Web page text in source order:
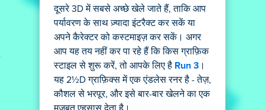
दूसरे 3D में सबसे अच्छे खेले जाते हैं, ताकि आप
पर्यावरण के साथ ज़्यादा इंटरैक्ट कर सकें या
अपने कैरेक्टर को कस्टमाइज़ कर सकें। अगर
आप यह तय नहीं कर पा रहे हैं कि किस ग्राफ़िक
स्टाइल से शुरू करें, तो आपके लिए है Run 3 ।
यह 2½D ग्राफ़िक्स में एक एंडलेस रनर है - तेज़,
कौशल से भरपूर, और इसे बार-बार खेलने का एक